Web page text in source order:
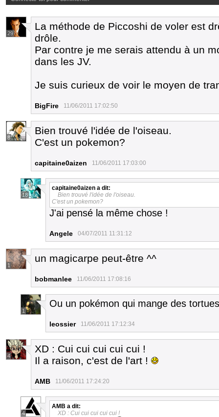
29
La méthode de Piccoshi de voler est
drôle.
Par contre je me serais attendu à un
dans les JV.
Je suis curieux de voir le moyen de
BigFire 11/06/2011 17:02:50
8
Bien trouvé l'idée de l'oiseau.
C'est un pokemon?
capitaine0aizen 11/06/2011 17:03:00
18
capitaine0aizen a dit:
Bien trouvé l'idée de l'oiseau.
C'est un pokemon?
J'ai pensé la même chose !
Angele 04/07/2011 11:31:12
1
un magicarpe peut-être ^^
bobmanlee 11/06/2011 17:08:16
1
Ou un pokémon qui mange des tortues
leossier 11/06/2011 17:12:34
4
XD : Cui cui cui cui cui !
Il a raison, c'est de l'art !
AMB 11/06/2011 17:24:20
4
AMB a dit:
XD : Cui cui cui cui cui !